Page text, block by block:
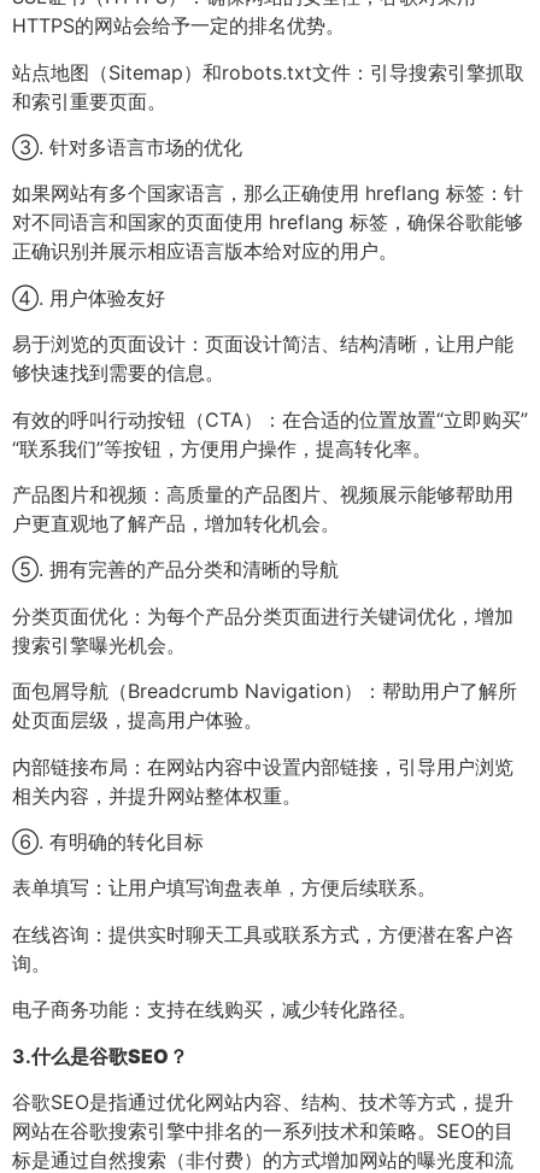
HTTPS的网站会给予一定的排名优势。
站点地图（Sitemap）和robots.txt文件：引导搜索引擎抓取
和索引重要页面。
③. 针对多语言市场的优化
如果网站有多个国家语言，那么正确使用 hreflang 标签：针
对不同语言和国家的页面使用 hreflang 标签，确保谷歌能够
正确识别并展示相应语言版本给对应的用户。
④. 用户体验友好
易于浏览的页面设计：页面设计简洁、结构清晰，让用户能
够快速找到需要的信息。
有效的呼叫行动按钮（CTA）：在合适的位置放置“立即购买”
“联系我们”等按钮，方便用户操作，提高转化率。
产品图片和视频：高质量的产品图片、视频展示能够帮助用
户更直观地了解产品，增加转化机会。
⑤. 拥有完善的产品分类和清晰的导航
分类页面优化：为每个产品分类页面进行关键词优化，增加
搜索引擎曝光机会。
面包屑导航（Breadcrumb Navigation）：帮助用户了解所
处页面层级，提高用户体验。
内部链接布局：在网站内容中设置内部链接，引导用户浏览
相关内容，并提升网站整体权重。
⑥. 有明确的转化目标
表单填写：让用户填写询盘表单，方便后续联系。
在线咨询：提供实时聊天工具或联系方式，方便潜在客户咨
询。
电子商务功能：支持在线购买，减少转化路径。
3.什么是谷歌SEO？
谷歌SEO是指通过优化网站内容、结构、技术等方式，提升
网站在谷歌搜索引擎中排名的一系列技术和策略。SEO的目
标是通过自然搜索（非付费）的方式增加网站的曝光度和流